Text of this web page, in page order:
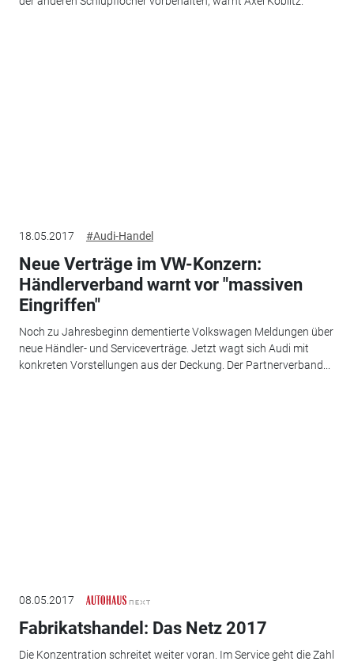
18.05.2017 #Audi-Handel
Neue Verträge im VW-Konzern:
Händlerverband warnt vor "massiven
Eingriffen"
Noch zu Jahresbeginn dementierte Volkswagen Meldungen über
neue Händler- und Serviceverträge. Jetzt wagt sich Audi mit
konkreten Vorstellungen aus der Deckung. Der Partnerverband...
08.05.2017
Fabrikatshandel: Das Netz 2017
Die Konzentration schreitet weiter voran. Im Service geht die Zahl